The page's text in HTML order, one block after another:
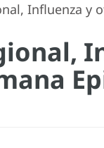
Influenza y